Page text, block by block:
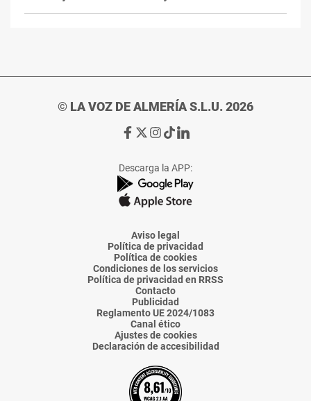
© LA VOZ DE ALMERÍA S.L.U. 2026
Ir
de
La
Voz
Almería
Ir
de
La
Voz
Almería
Ir
de
La
Voz
Almería
Ir
de
La
Voz
Almería
Ir
de
La
Voz
Descarga la APP:
Aviso legal
Política de privacidad
Política de cookies
Condiciones de los servicios
Política de privacidad en RRSS
Contacto
Publicidad
Reglamento UE 2024/1083
Canal ético
Ajustes de cookies
Declaración de accesibilidad